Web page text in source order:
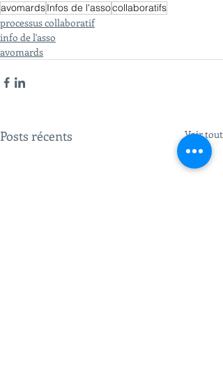
avomardsInfos de l'assocollaboratifs
processus collaboratif
info de l'asso
avomards
Posts récents Voir tout